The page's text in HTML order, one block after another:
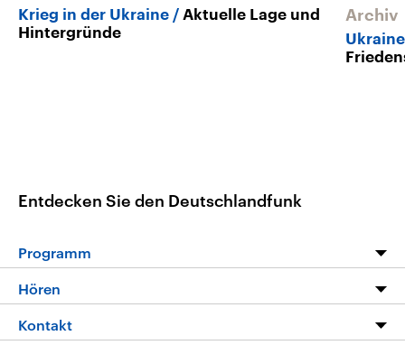
Krieg in der Ukraine
Aktuelle Lage und
Hintergründe
Archiv
Entdecken Sie den Deutschlandfunk
Programm
Programm
Die Nachrichten
Hören
Livestream
Kontakt